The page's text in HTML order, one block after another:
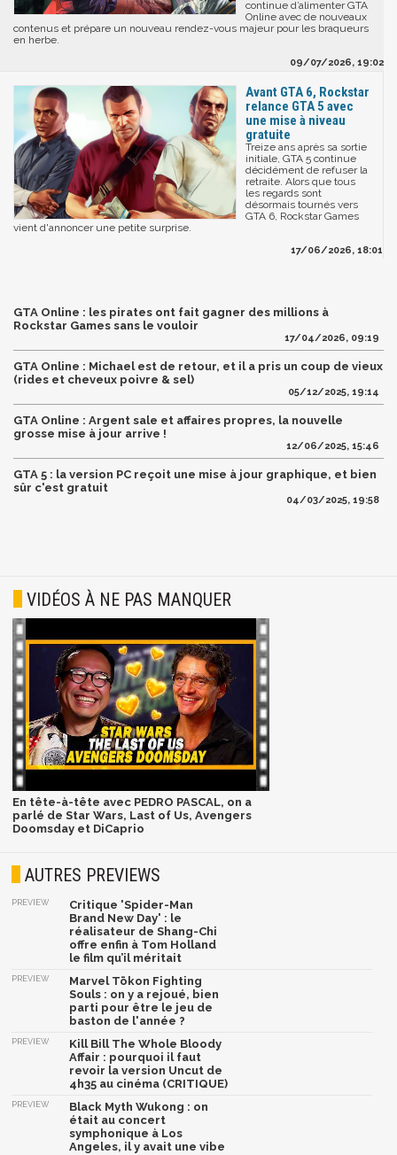
continue d’alimenter GTA
Online avec de nouveaux
contenus et prépare un nouveau rendez-vous majeur pour les braqueurs
en herbe.
09/07/2026, 19:02
Avant GTA 6, Rockstar
relance GTA 5 avec
une mise à niveau
gratuite
Treize ans après sa sortie
initiale, GTA 5 continue
décidément de refuser la
retraite. Alors que tous
les regards sont
désormais tournés vers
GTA 6, Rockstar Games
vient d'annoncer une petite surprise.
17/06/2026, 18:01
GTA Online : les pirates ont fait gagner des millions à
Rockstar Games sans le vouloir
17/04/2026, 09:19
GTA Online : Michael est de retour, et il a pris un coup de vieux
(rides et cheveux poivre & sel)
05/12/2025, 19:14
GTA Online : Argent sale et affaires propres, la nouvelle
grosse mise à jour arrive !
12/06/2025, 15:46
GTA 5 : la version PC reçoit une mise à jour graphique, et bien
sûr c'est gratuit
04/03/2025, 19:58
VIDÉOS À NE PAS MANQUER
En tête-à-tête avec PEDRO PASCAL, on a
parlé de Star Wars, Last of Us, Avengers
Doomsday et DiCaprio
AUTRES PREVIEWS
PREVIEW
Critique 'Spider-Man
Brand New Day' : le
réalisateur de Shang-Chi
offre enfin à Tom Holland
le film qu’il méritait
PREVIEW
Marvel Tōkon Fighting
Souls : on y a rejoué, bien
parti pour être le jeu de
baston de l'année ?
PREVIEW
Kill Bill The Whole Bloody
Affair : pourquoi il faut
revoir la version Uncut de
4h35 au cinéma (CRITIQUE)
PREVIEW
Black Myth Wukong : on
était au concert
symphonique à Los
Angeles, il y avait une vibe